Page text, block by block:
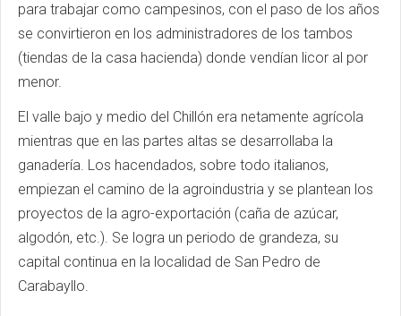
para trabajar como campesinos, con el paso de los años
se convirtieron en los administradores de los tambos
(tiendas de la casa hacienda) donde vendían licor al por
menor.
El valle bajo y medio del Chillón era netamente agrícola
mientras que en las partes altas se desarrollaba la
ganadería. Los hacendados, sobre todo italianos,
empiezan el camino de la agroindustria y se plantean los
proyectos de la agro-exportación (caña de azúcar,
algodón, etc.). Se logra un periodo de grandeza, su
capital continua en la localidad de San Pedro de
Carabayllo.